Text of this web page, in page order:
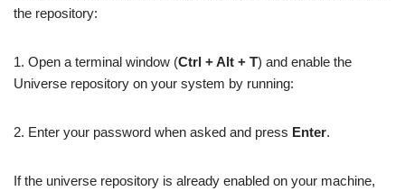
the repository:
1. Open a terminal window (Ctrl + Alt + T) and enable the
Universe repository on your system by running:
2. Enter your password when asked and press Enter.
If the universe repository is already enabled on your machine,